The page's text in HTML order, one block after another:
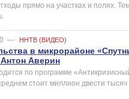
прямо на участках и полях.
— ННТВ (ВИДЕО)
в микрорайоне
Аверин
по программе
стоит миллион двести тысяч